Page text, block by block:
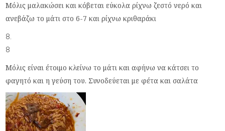
Μόλις μαλακώσει και κόβεται εύκολα ρίχνω ζεστό νερό και
ανεβάζω το μάτι στο 6-7 και ρίχνω κριθαράκι
8
Μόλις είναι έτοιμο κλείνω το μάτι και αφήνω να κάτσει το
φαγητό και η γεύση του. Συνοδεύεται με φέτα και σαλάτα